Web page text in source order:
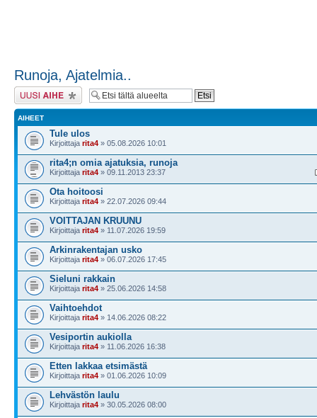
Runoja, Ajatelmia..
Lähetä uusi viesti
AIHEET
Tule ulos
Kirjoittaja rita4 » 05.08.2026 10:01
rita4;n omia ajatuksia, runoja
Kirjoittaja rita4 » 09.11.2013 23:37
Ota hoitoosi
Kirjoittaja rita4 » 22.07.2026 09:44
VOITTAJAN KRUUNU
Kirjoittaja rita4 » 11.07.2026 19:59
Arkinrakentajan usko
Kirjoittaja rita4 » 06.07.2026 17:45
Sieluni rakkain
Kirjoittaja rita4 » 25.06.2026 14:58
Vaihtoehdot
Kirjoittaja rita4 » 14.06.2026 08:22
Vesiportin aukiolla
Kirjoittaja rita4 » 11.06.2026 16:38
Etten lakkaa etsimästä
Kirjoittaja rita4 » 01.06.2026 10:09
Lehvästön laulu
Kirjoittaja rita4 » 30.05.2026 08:00